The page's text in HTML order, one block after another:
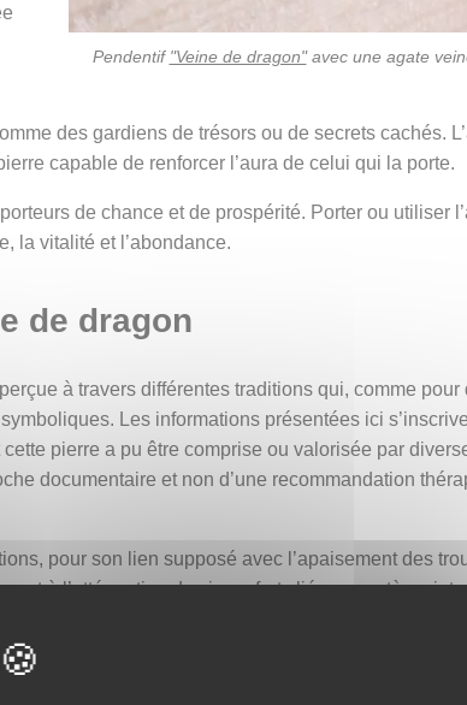
Pendentif "Veine de dragon"avec une agate
des gardiens de trésors ou de secrets cachés.
capable de renforcer l’aura de celui qui la porte.
de chance et de prospérité. Porter ou utiliser
la vitalité et l’abondance.
de dragon
à travers différentes traditions qui, comme pour
Les informations présentées ici
pierre a pu être comprise ou valorisée par
documentaire et non d’une recommandation
pour son lien supposé avec l’apaisement des
et à l’atténuation des inconforts liés au système
mentionnée pour son influence sur la circulation
les processus de régénération cellulaire ou soutenir,